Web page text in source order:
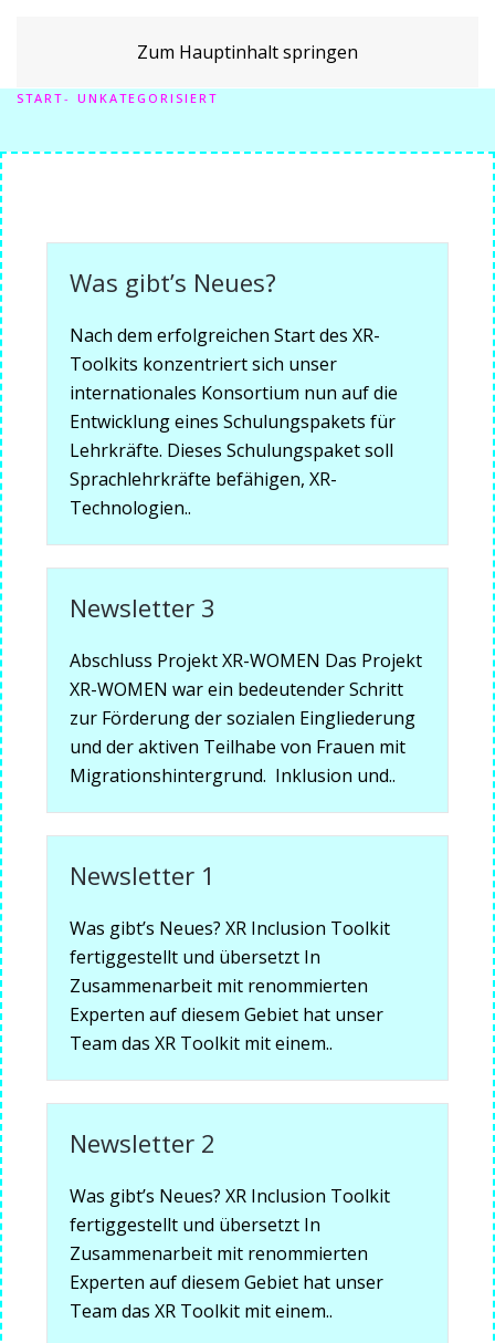
Zum Hauptinhalt springen
START UNKATEGORISIERT
Was gibt’s Neues?
Nach dem erfolgreichen Start des XR-
Toolkits konzentriert sich unser
internationales Konsortium nun auf die
Entwicklung eines Schulungspakets für
Lehrkräfte. Dieses Schulungspaket soll
Sprachlehrkräfte befähigen, XR-
Technologien..
Newsletter 3
Abschluss Projekt XR-WOMEN Das Projekt
XR-WOMEN war ein bedeutender Schritt
zur Förderung der sozialen Eingliederung
und der aktiven Teilhabe von Frauen mit
Migrationshintergrund. Inklusion und..
Newsletter 1
Was gibt’s Neues? XR Inclusion Toolkit
fertiggestellt und übersetzt In
Zusammenarbeit mit renommierten
Experten auf diesem Gebiet hat unser
Team das XR Toolkit mit einem..
Newsletter 2
Was gibt’s Neues? XR Inclusion Toolkit
fertiggestellt und übersetzt In
Zusammenarbeit mit renommierten
Experten auf diesem Gebiet hat unser
Team das XR Toolkit mit einem..